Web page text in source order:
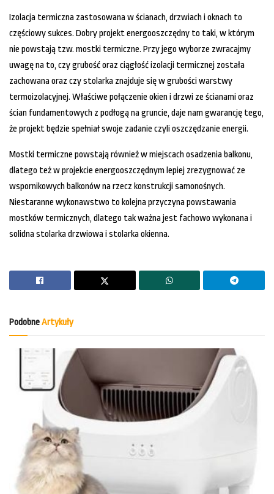
Izolacja termiczna zastosowana w ścianach, drzwiach i oknach to
częściowy sukces. Dobry projekt energooszczędny to taki, w którym
nie powstają tzw. mostki termiczne. Przy jego wyborze zwracajmy
uwagę na to, czy grubość oraz ciągłość izolacji termicznej została
zachowana oraz czy stolarka znajduje się w grubości warstwy
termoizolacyjnej. Właściwe połączenie okien i drzwi ze ścianami oraz
ścian fundamentowych z podłogą na gruncie, daje nam gwarancję tego,
że projekt będzie spełniał swoje zadanie czyli oszczędzanie energii.
Mostki termiczne powstają również w miejscach osadzenia balkonu,
dlatego też w projekcie energooszczędnym lepiej zrezygnować ze
wspornikowych balkonów na rzecz konstrukcji samonośnych.
Niestaranne wykonawstwo to kolejna przyczyna powstawania
mostków termicznych, dlatego tak ważna jest fachowo wykonana i
solidna stolarka drzwiowa i stolarka okienna.
PodobneArtykuły